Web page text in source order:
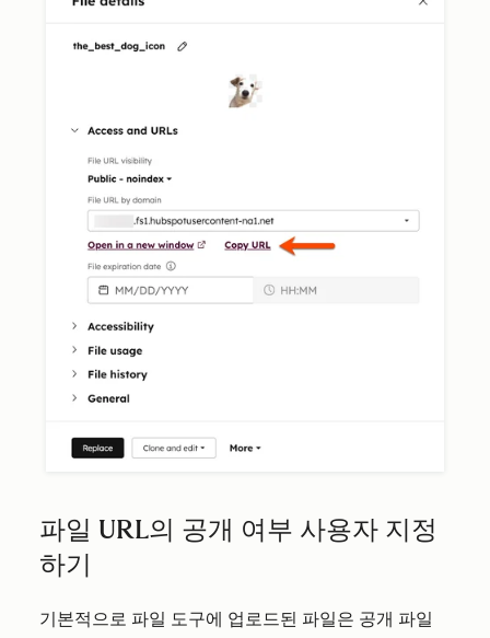
파일 URL의 공개 여부 사용자 지정
하기
기본적으로 파일 도구에 업로드된 파일은 공개 파일